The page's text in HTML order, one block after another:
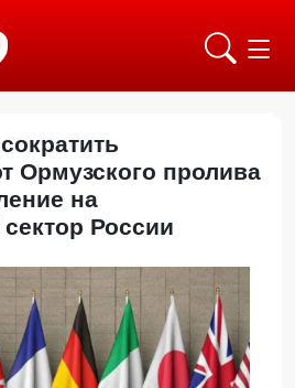
Ормузского пролива
на
России